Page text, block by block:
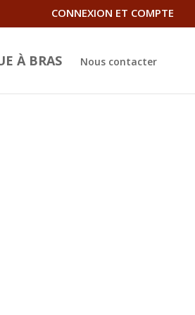
CONNEXION ET COMPTE
À BRAS Nous contacter